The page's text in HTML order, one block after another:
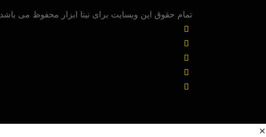
تمام حقوق این وبسایت برای نیتا ابزار محفوظ می باشد
✕